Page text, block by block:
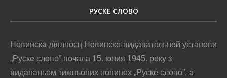
РУСКЕ СЛОВО
Новинска дїялносц Новинско-видавательней установи
„Руске слово” почала 15. юния 1945. року з
видаваньом тижньових новинох „Руске слово”, а